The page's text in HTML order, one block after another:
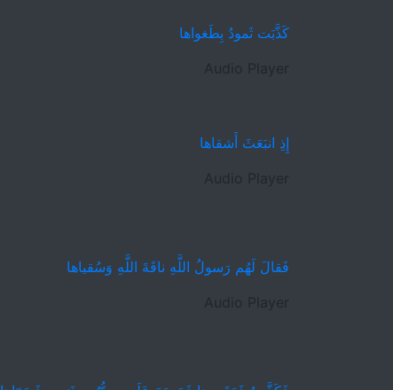
كَذَّبَت ثَمودُ بِطَغواها
Audio Player
إِذِ انبَعَثَ أَشقاها
Audio Player
فَقالَ لَهُم رَسولُ اللَّهِ ناقَةَ اللَّهِ وَسُقياها
Audio Player